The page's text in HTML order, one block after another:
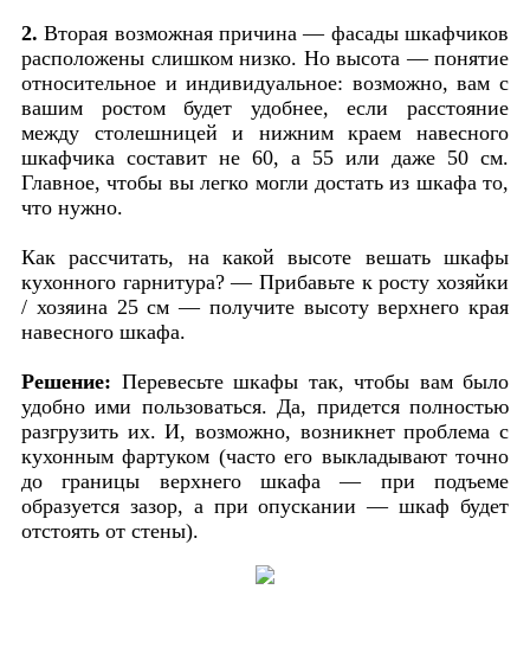
2. Вторая возможная причина — фасады шкафчиков
расположены слишком низко. Но высота — понятие
относительное и индивидуальное: возможно, вам с
вашим ростом будет удобнее, если расстояние
между столешницей и нижним краем навесного
шкафчика составит не 60, а 55 или даже 50 см.
Главное, чтобы вы легко могли достать из шкафа то,
что нужно.
Как рассчитать, на какой высоте вешать шкафы
кухонного гарнитура? — Прибавьте к росту хозяйки
/ хозяина 25 см — получите высоту верхнего края
навесного шкафа.
Решение: Перевесьте шкафы так, чтобы вам было
удобно ими пользоваться. Да, придется полностью
разгрузить их. И, возможно, возникнет проблема с
кухонным фартуком (часто его выкладывают точно
до границы верхнего шкафа — при подъеме
образуется зазор, а при опускании — шкаф будет
отстоять от стены).